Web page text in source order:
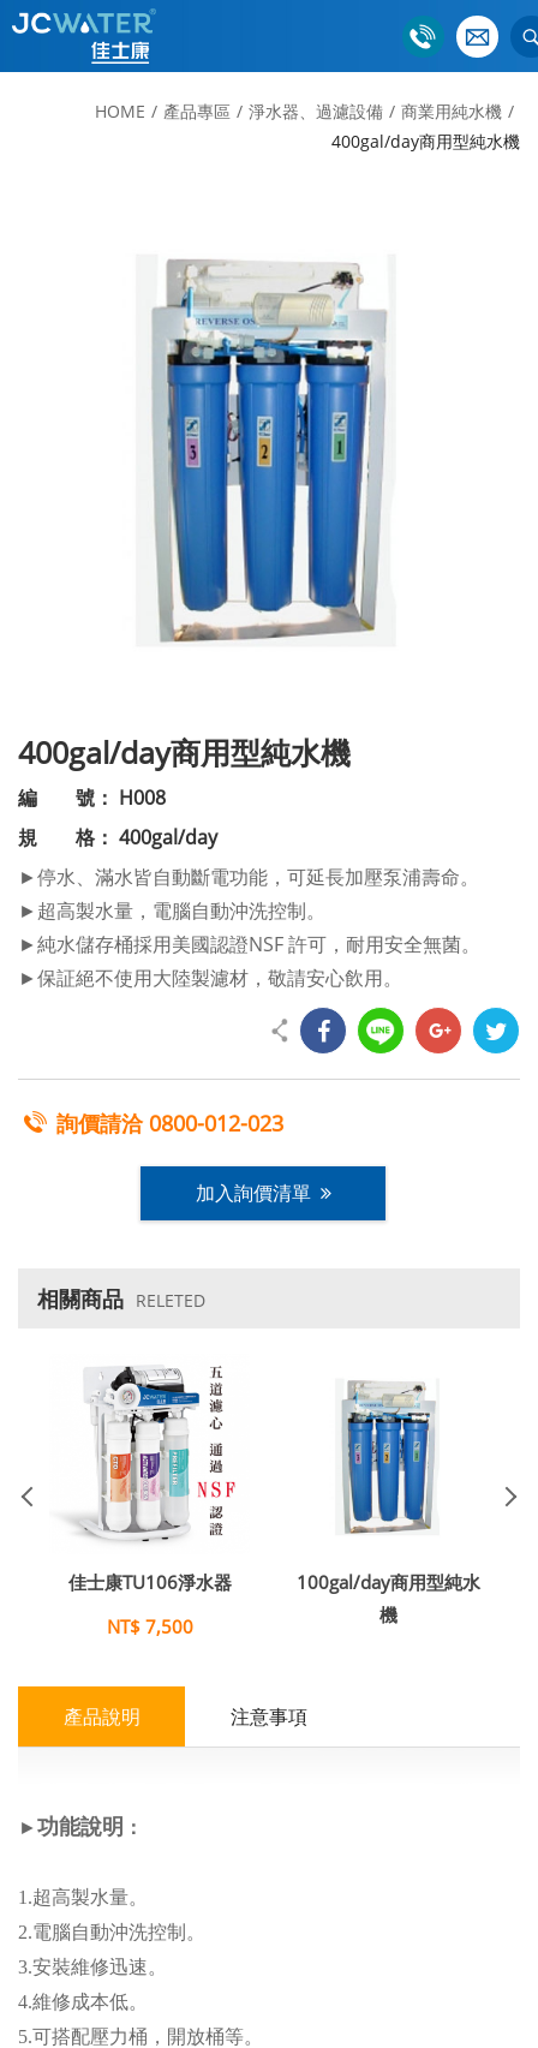
HOME 產品專區 淨水器、過濾設備
商業用純水機
400gal/day商用型純水機
400gal/day商用型純水機
編 號： H008
規 格： 400gal/day
►停水、滿水皆自動斷電功能，可延長加壓泵浦壽命。
►超高製水量，電腦自動沖洗控制。
►純水儲存桶採用美國認證NSF 許可，耐用安全無菌。
►保証絕不使用大陸製濾材，敬請安心飲用。
詢價請洽 0800-012-023
加入詢價清單
相關商品 RELETED
佳士康TU106淨水器
NT$ 7,500
100gal/day商用型純水
機
產品說明 注意事項
►功能說明 ：
1.超高製水量。
2.電腦自動沖洗控制。
3.安裝維修迅速。
4.維修成本低。
5.可搭配壓力桶，開放桶等。